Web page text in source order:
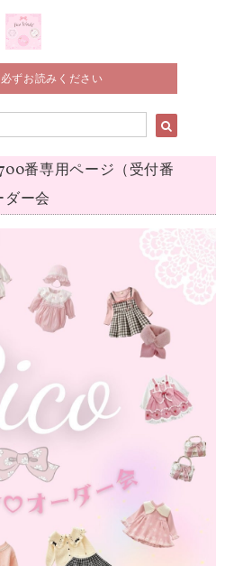
ずお読みください
番専用ページ（受付番
ー会